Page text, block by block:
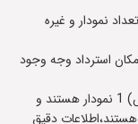
نمودار و غیره
استرداد وجه وجود
معمولا نمودارهای ای آر، موردکاربرد(یوزکیس) 1 نمودار هستند و
داده حدودا 5 یا 6 صفحه هستند،اطلاعات دقیق